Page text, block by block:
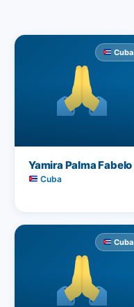
Cuba
Yamira Palma Fabelo
Cuba
Cuba